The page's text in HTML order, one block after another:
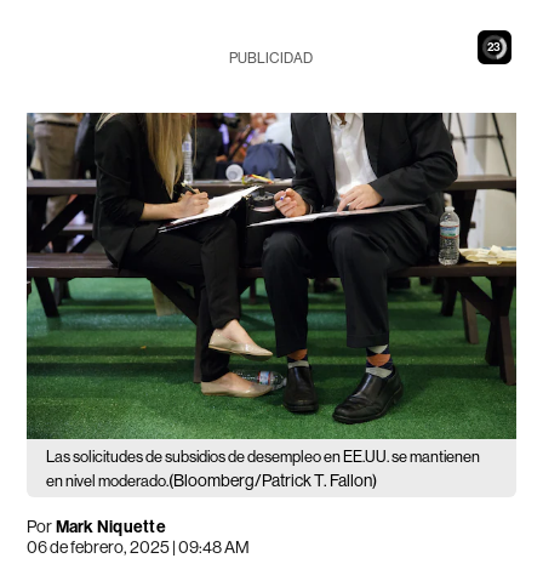
22
PUBLICIDAD
Las solicitudes de subsidios de desempleo en EE.UU. se mantienen
en nivel moderado.(Bloomberg/Patrick T. Fallon)
PorMark Niquette
06 de febrero, 2025 | 09:48 AM